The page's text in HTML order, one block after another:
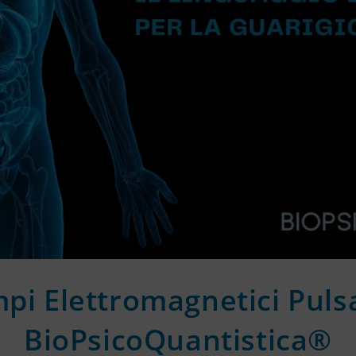
Elettromagnetici
BioPsicoQuantistica®